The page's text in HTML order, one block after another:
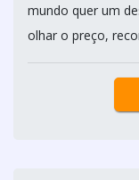
mundo quer um
olhar o preço,